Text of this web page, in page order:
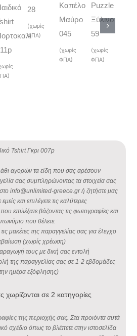
28
(χωρίς
ΦΠΑ)
Καπέλο
Μαύρο
045
(χωρίς
ΦΠΑ)
Puzzle
Ξύλινο
59
(χωρίς
ΦΠΑ)
Tshirt Γκρι 007p
αγορών τα είδη που σας αρέσουν
σας συμπληρώνοντας τα στοιχεία σας
στο info@unlimited-greece.gr ή ζητήστε μας
και επιλέγετε τις καλύτερες
επιλέξατε βάζοντας τις φωτογραφίες και
που θέλετε.
μακέτες της παραγγελίας σας για έλεγχο
(χωρίς χρέωση)
τους με δική σας εντολή
της παραγγελίας σας σε 1-2 εβδομάδες
ημέρα εξόφλησης)
χωρίζονται σε 2 κατηγορίες
της περιοχής σας. Στα προιόντα αυτά
σχέδιο όπως το βλέπετε στην ιστοσελίδα